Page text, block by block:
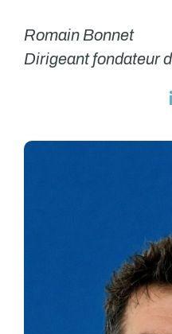
Romain Bonnet
Dirigeant fondateur